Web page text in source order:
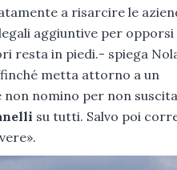
a risarcire le
aggiuntive per opporsi
resta in piedi.- spiega
metta attorno a un
non nomino per non
su tutti. Salvo poi